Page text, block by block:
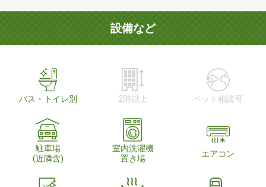
設備など
バス・トイレ別 2階以上 ペット相談可
駐車場
(近隣含)
室内洗濯機
置き場
エアコン